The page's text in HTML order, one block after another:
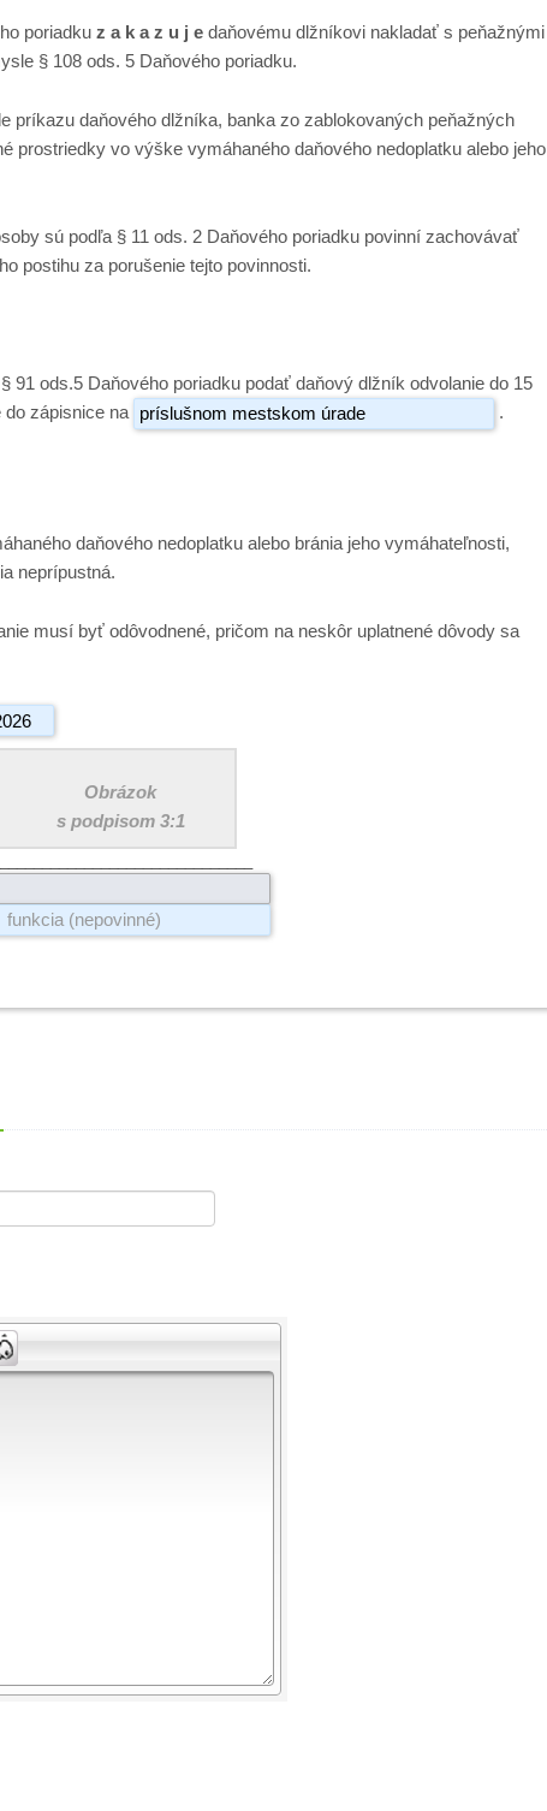
poriadku z a k a z u j e daňovému dlžníkovi nakladať s peňažnými
§ 108 ods. 5 Daňového poriadku.
príkazu daňového dlžníka, banka zo zablokovaných peňažných
prostriedky vo výške vymáhaného daňového nedoplatku alebo jeho
sú podľa § 11 ods. 2 Daňového poriadku povinní zachovávať
postihu za porušenie tejto povinnosti.
91 ods.5 Daňového poriadku podať daňový dlžník odvolanie do 15
do zápisnice na
.
daňového nedoplatku alebo bránia jeho vymáhateľnosti,
neprípustná.
musí byť odôvodnené, pričom na neskôr uplatnené dôvody sa
Obrázok
s podpisom 3:1